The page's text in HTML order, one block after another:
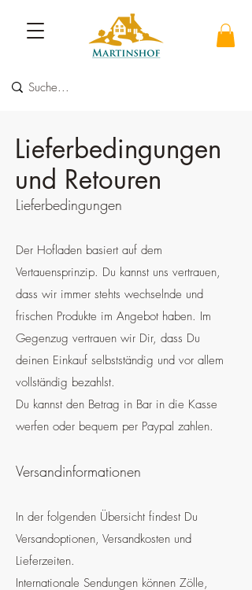
Lieferbedingungen
und Retouren
Lieferbedingungen
Der Hofladen basiert auf dem
Vertauensprinzip. Du kannst uns vertrauen,
dass wir immer stehts wechselnde und
frischen Produkte im Angebot haben. Im
Gegenzug vertrauen wir Dir, dass Du
deinen Einkauf selbstständig und vor allem
vollständig bezahlst.
Du kannst den Betrag in Bar in die Kasse
werfen oder bequem per Paypal zahlen.
Versandinformationen
In der folgenden Übersicht findest Du
Versandoptionen, Versandkosten und
Lieferzeiten.
Internationale Sendungen können Zölle,